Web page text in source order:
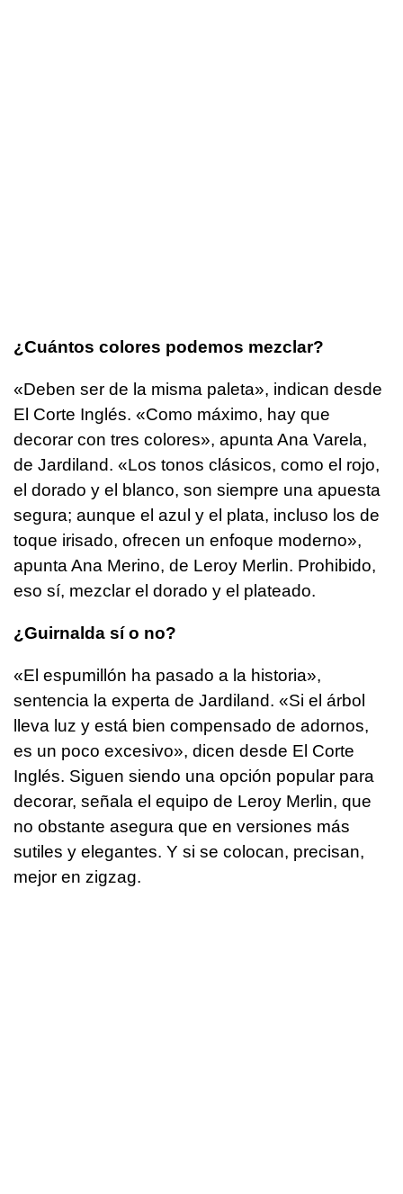
¿Cuántos colores podemos mezclar?
«Deben ser de la misma paleta», indican desde
El Corte Inglés. «Como máximo, hay que
decorar con tres colores», apunta Ana Varela,
de Jardiland. «Los tonos clásicos, como el rojo,
el dorado y el blanco, son siempre una apuesta
segura; aunque el azul y el plata, incluso los de
toque irisado, ofrecen un enfoque moderno»,
apunta Ana Merino, de Leroy Merlin. Prohibido,
eso sí, mezclar el dorado y el plateado.
¿Guirnalda sí o no?
«El espumillón ha pasado a la historia»,
sentencia la experta de Jardiland. «Si el árbol
lleva luz y está bien compensado de adornos,
es un poco excesivo», dicen desde El Corte
Inglés. Siguen siendo una opción popular para
decorar, señala el equipo de Leroy Merlin, que
no obstante asegura que en versiones más
sutiles y elegantes. Y si se colocan, precisan,
mejor en zigzag.